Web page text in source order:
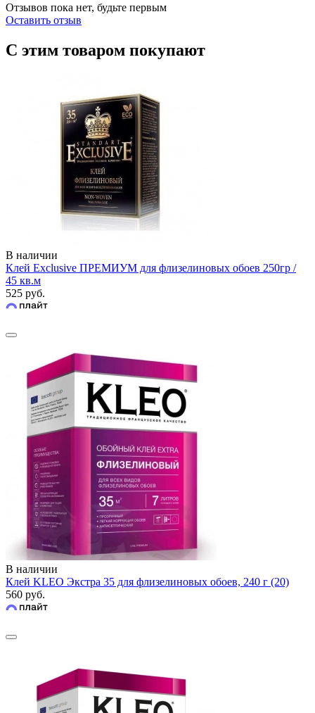
Отзывов пока нет, будьте первым
Оставить отзыв
С этим товаром покупают
В наличии
Клей Exclusive ПРЕМИУМ для флизелиновых обоев 250гр /
45 кв.м
525 руб.
В наличии
Клей KLEO Экстра 35 для флизелиновых обоев, 240 г (20)
560 руб.